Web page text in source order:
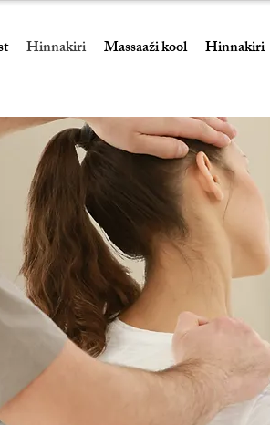
Hinnakiri Massaaži kool Hinnakiri